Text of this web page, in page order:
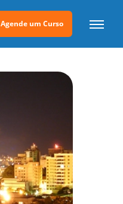
Agende um Curso